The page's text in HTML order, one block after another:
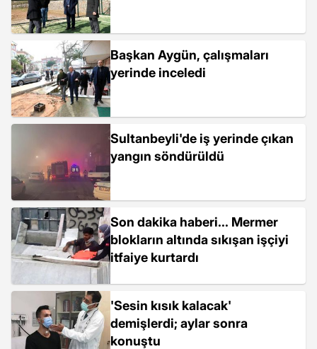
Başkan Aygün, çalışmaları
yerinde inceledi
Sultanbeyli'de iş yerinde çıkan
yangın söndürüldü
Son dakika haberi... Mermer
blokların altında sıkışan işçiyi
itfaiye kurtardı
'Sesin kısık kalacak'
demişlerdi; aylar sonra
konuştu